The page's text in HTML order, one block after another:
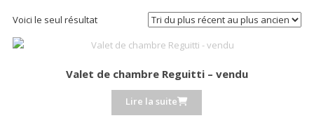
Voici le seul résultat
Valet de chambre Reguitti – vendu
Lire la suite